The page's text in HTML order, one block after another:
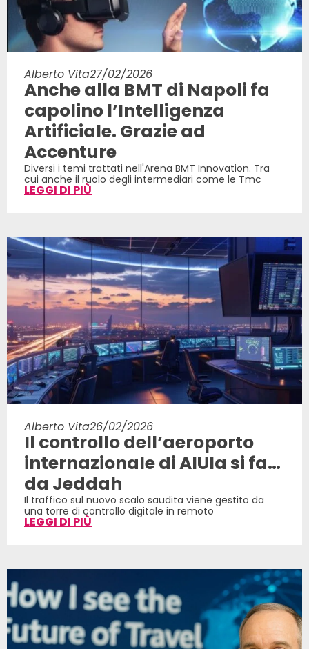
Alberto Vita27/02/2026
Anche alla BMT di Napoli fa
capolino l’Intelligenza
Artificiale. Grazie ad
Accenture
Diversi i temi trattati nell'Arena BMT Innovation. Tra
cui anche il ruolo degli intermediari come le Tmc
LEGGI DI PIÙ
Alberto Vita26/02/2026
Il controllo dell’aeroporto
internazionale di AlUla si fa…
da Jeddah
Il traffico sul nuovo scalo saudita viene gestito da
una torre di controllo digitale in remoto
LEGGI DI PIÙ